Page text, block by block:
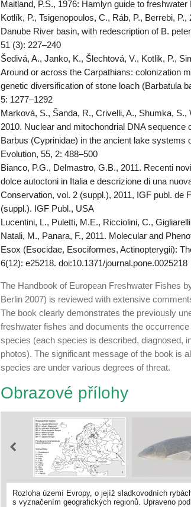
Maitland, P.S., 1976: Hamlyn guide to
Kotlík, P., Tsigenopoulos, C., Ráb, P., Berrebi,
Danube River basin, with redescription of B.
51 (3): 227–240
Šedivá, A., Janko, K., Šlechtová, V., Kotlik, P.,
Around or across the Carpathians: colonization
genetic diversification of stone loach (Barbatula
5: 1277–1292
Marková, S., Šanda, R., Crivelli, A., Shumka, S.,
2010. Nuclear and mitochondrial DNA sequence
Barbus (Cyprinidae) in the ancient lake
Evolution, 55, 2: 488–500
Bianco, P.G., Delmastro, G.B., 2011. Recenti
dolce autoctoni in Italia e descrizione di una
Conservation, vol. 2 (suppl.), 2011, IGF publ. de
(suppl.). IGF Publ., USA
Lucentini, L., Puletti, M.E., Ricciolini, C.,
Natali, M., Panara, F., 2011. Molecular and
Esox (Esocidae, Esociformes, Actinopterygii):
6(12): e25218. doi:10.1371/journal.pone.0025218
The Handbook of European Freshwater Fi­shes
Berlin 2007) is reviewed with extensive
The book clearly demonstrates the previously
freshwater fishes and documents the
species (each species is described, diagnosed,
photos). The significant message of the book is
species are under various degrees of threat.
Obrazové přílohy
Rozloha území Evropy, o jejíž sladkovodních
s vyznačením geografických regionů. Upraveno